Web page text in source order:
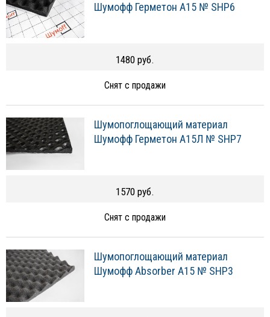
Шумофф Герметон А15 № SHP6
1480 руб.
Снят с продажи
Шумопоглощающий материал
Шумофф Герметон А15Л № SHP7
1570 руб.
Снят с продажи
Шумопоглощающий материал
Шумофф Absorber А15 № SHP3